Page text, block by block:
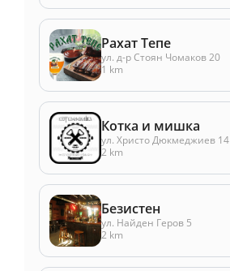
Рахат Тепе
ул. д-р Стоян Чомаков 20
1 km
Котка и мишка
ул. Христо Дюкмеджиев 14
2 km
Безистен
ул. Найден Геров 5
2 km